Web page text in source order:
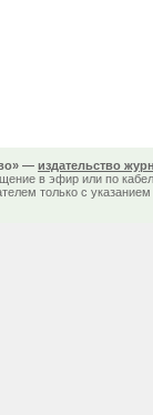
— издательство
в эфир или по
только с